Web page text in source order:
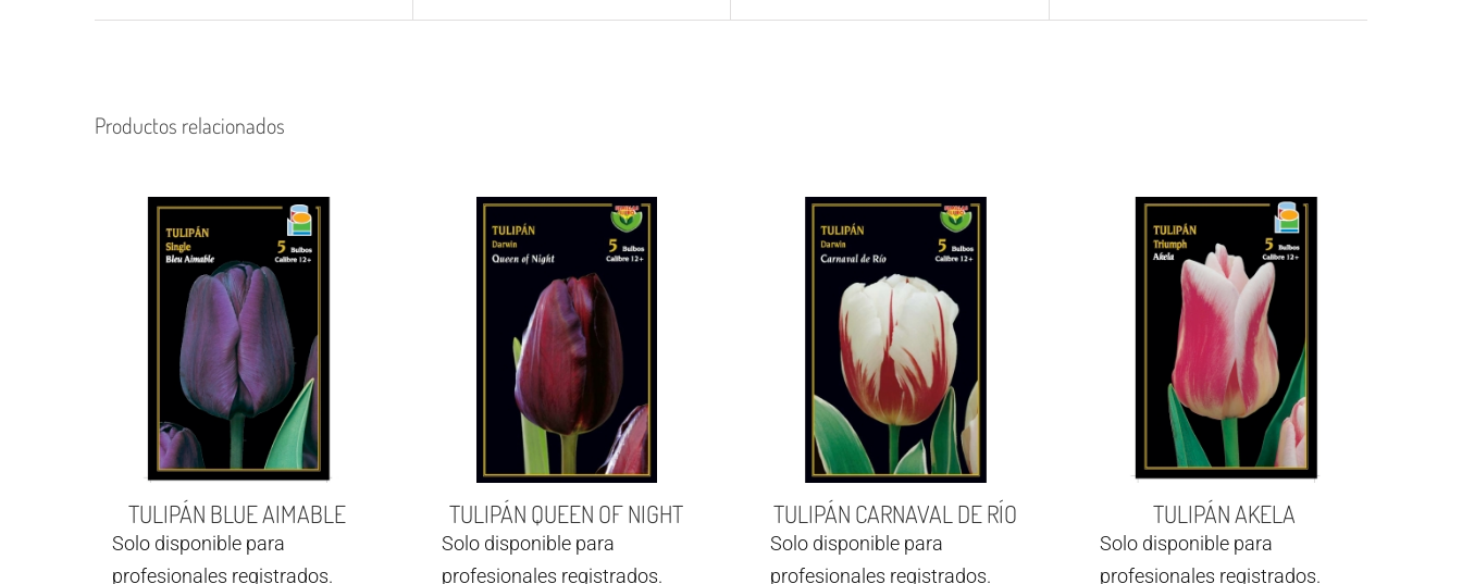
Productos relacionados
TULIPÁN BLUE AIMABLE
Solo disponible para
profesionales registrados.
TULIPÁN QUEEN OF NIGHT
Solo disponible para
profesionales registrados.
TULIPÁN CARNAVAL DE RÍO
Solo disponible para
profesionales registrados.
TULIPÁN AKELA
Solo disponible para
profesionales registrados.